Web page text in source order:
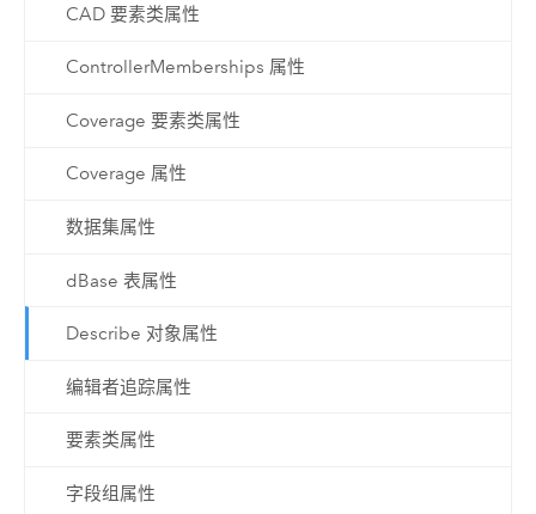
CAD 要素类属性
ControllerMemberships 属性
Coverage 要素类属性
Coverage 属性
数据集属性
dBase 表属性
Describe 对象属性
编辑者追踪属性
要素类属性
字段组属性